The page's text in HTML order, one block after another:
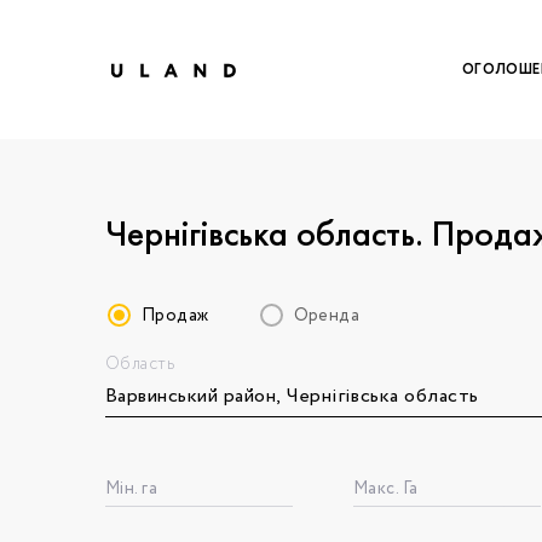
Чернігівська область.
Продаж
Оренда
Область
Мін. га Макс. Га
Щоб